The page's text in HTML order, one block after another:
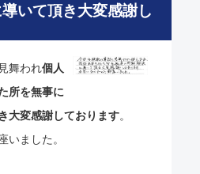
いて頂き大変感謝し
舞われ個人
所を無事に
大変感謝しております。
いました。